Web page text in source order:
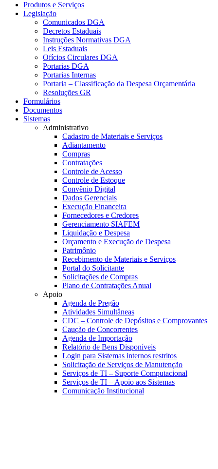
Produtos e Serviços
Legislação
Comunicados DGA
Decretos Estaduais
Instruções Normativas DGA
Leis Estaduais
Ofícios Circulares DGA
Portarias DGA
Portarias Internas
Portaria – Classificação da Despesa Orçamentária
Resoluções GR
Formulários
Documentos
Sistemas
Administrativo
Cadastro de Materiais e Serviços
Adiantamento
Compras
Contratações
Controle de Acesso
Controle de Estoque
Convênio Digital
Dados Gerenciais
Execução Financeira
Fornecedores e Credores
Gerenciamento SIAFEM
Liquidação e Despesa
Orçamento e Execução de Despesa
Patrimônio
Recebimento de Materiais e Serviços
Portal do Solicitante
Solicitações de Compras
Plano de Contratações Anual
Apoio
Agenda de Pregão
Atividades Simultâneas
CDC – Controle de Depósitos e Comprovantes
Caução de Concorrentes
Agenda de Importação
Relatório de Bens Disponíveis
Login para Sistemas internos restritos
Solicitação de Serviços de Manutenção
Serviços de TI – Suporte Computacional
Serviços de TI – Apoio aos Sistemas
Comunicação Institucional